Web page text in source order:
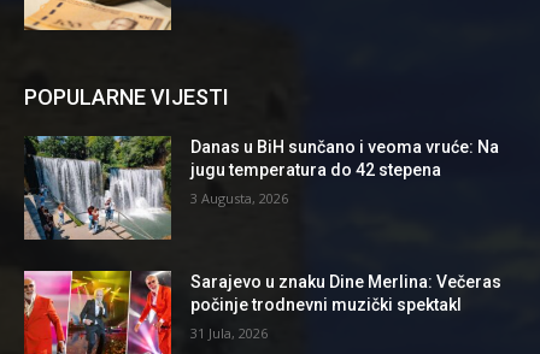
POPULARNE VIJESTI
Danas u BiH sunčano i veoma vruće: Na
jugu temperatura do 42 stepena
3 Augusta, 2026
Sarajevo u znaku Dine Merlina: Večeras
počinje trodnevni muzički spektakl
31 Jula, 2026